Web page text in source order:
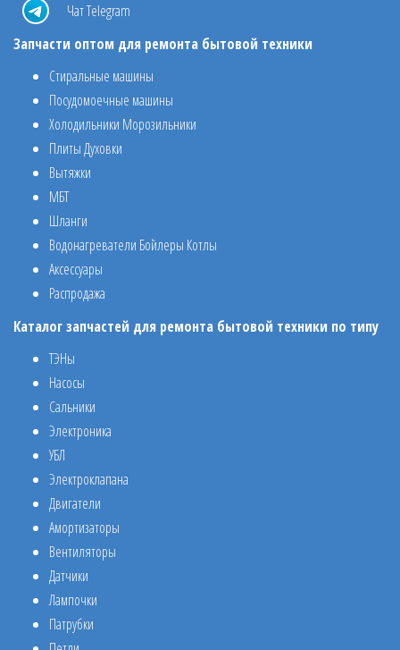
Чат Telegram
Запчасти оптом для ремонта бытовой техники
Стиральные машины
Посудомоечные машины
Холодильники Морозильники
Плиты Духовки
Вытяжки
МБТ
Шланги
Водонагреватели Бойлеры Котлы
Аксессуары
Распродажа
Каталог запчастей для ремонта бытовой техники по типу
ТЭНы
Насосы
Сальники
Электроника
УБЛ
Электроклапана
Двигатели
Амортизаторы
Вентиляторы
Датчики
Лампочки
Патрубки